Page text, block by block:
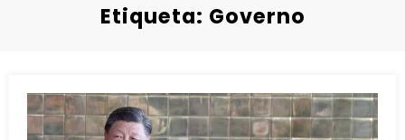
Etiqueta: Governo